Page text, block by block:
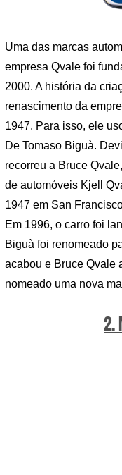
Uma das marcas
empresa Qvale foi
2000. A história da
renascimento da
1947. Para isso, ele
De Tomaso Biguà.
recorreu a Bruce
de automóveis Kjell
1947 em San
Em 1996, o carro foi
Biguà foi renomeado
acabou e Bruce Qvale
nomeado uma nova
2.